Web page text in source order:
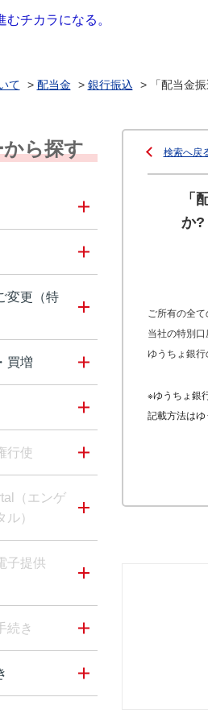
て > 配当金 > 銀行振込 > 「配当金
ら探す
変更（特
買増
行使
（エンゲ
）
子提供
続き
検索へ戻
「
か?
ご所有の全
当社の特別
ゆうちょ銀行
※ゆうちょ銀
記載方法はゆ